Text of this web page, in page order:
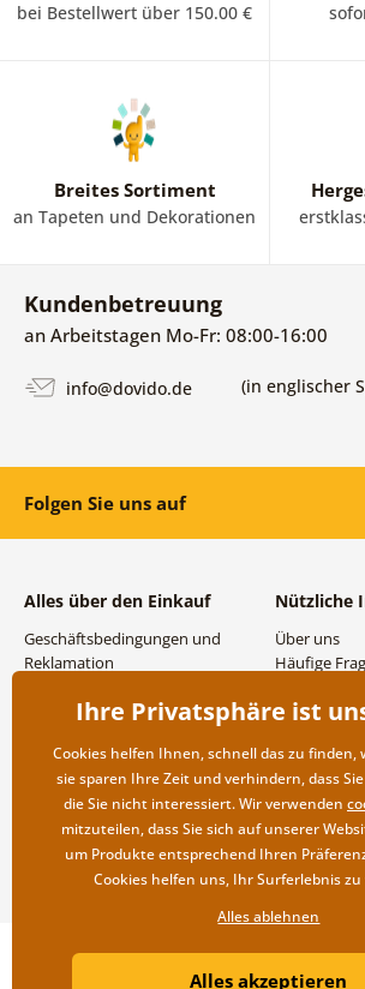
bei Bestellwert über 150.00 €
Breites Sortiment
an Tapeten und Dekorationen
Kundenbetreuung
an Arbeitstagen Mo-Fr: 08:00-16:00
info@dovido.de (in englischer
Folgen Sie uns auf
Alles über den Einkauf
Geschäftsbedingungen und
Reklamation
Versand- und
Rücksendung der Ware
Nützliche
Über uns
Häufige
Großhandel
Copyright ©2019 ©
Litvanyi.sk| Online-Shop
Ihre Privatsphäre ist
Cookies helfen Ihnen, schnell das zu finden,
sie sparen Ihre Zeit und verhindern, dass
die Sie nicht interessiert. Wir verwenden
mitzuteilen, dass Sie sich auf unserer
um Produkte entsprechend Ihren
Cookies helfen uns, Ihr Surferlebnis zu
Alles ablehnen
Alles akzeptieren